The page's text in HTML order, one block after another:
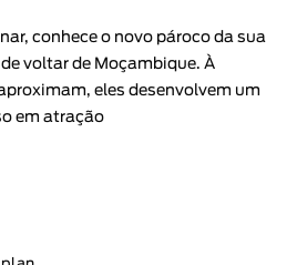
conhece o novo pároco da sua
voltar de Moçambique. À
eles desenvolvem um
em atração